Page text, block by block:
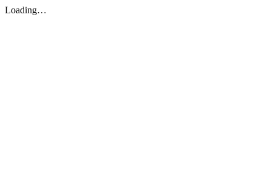
Loading…